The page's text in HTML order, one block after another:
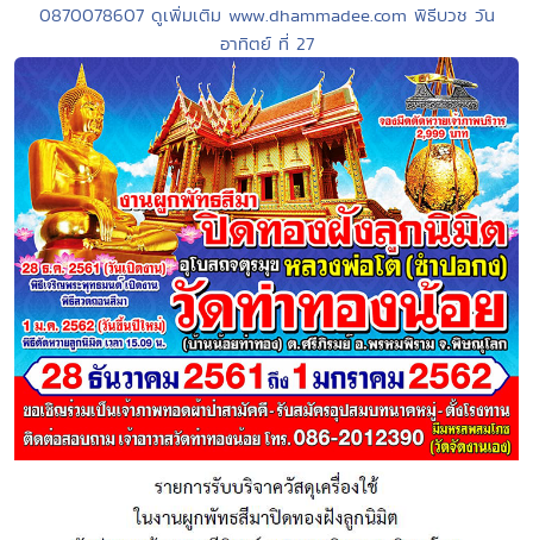
0870078607 ดูเพิ่มเติม www.dhammadee.com พิธีบวช วัน
อาทิตย์ ที่ 27